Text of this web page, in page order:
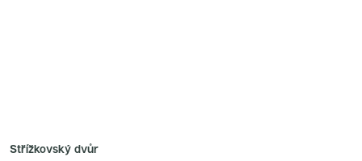
Střížkovský dvůr